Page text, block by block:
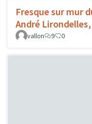
Fresque sur mur
André
vallon
9 0